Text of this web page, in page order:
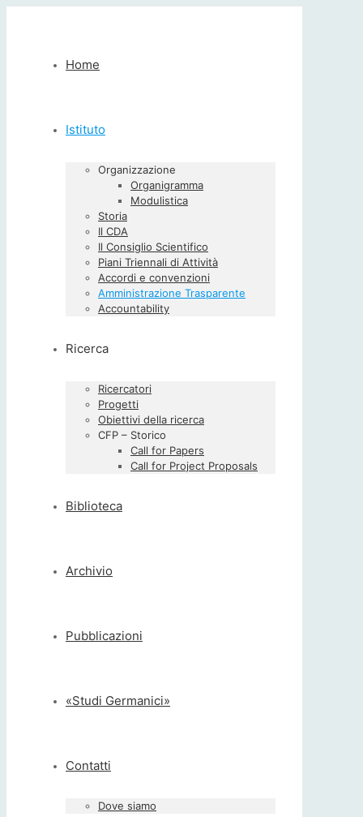
Home
Istituto
Organizzazione
Organigramma
Modulistica
Storia
Il CDA
Il Consiglio Scientifico
Piani Triennali di Attività
Accordi e convenzioni
Amministrazione Trasparente
Accountability
Ricerca
Ricercatori
Progetti
Obiettivi della ricerca
CFP – Storico
Call for Papers
Call for Project Proposals
Biblioteca
Archivio
Pubblicazioni
«Studi Germanici»
Contatti
Dove siamo